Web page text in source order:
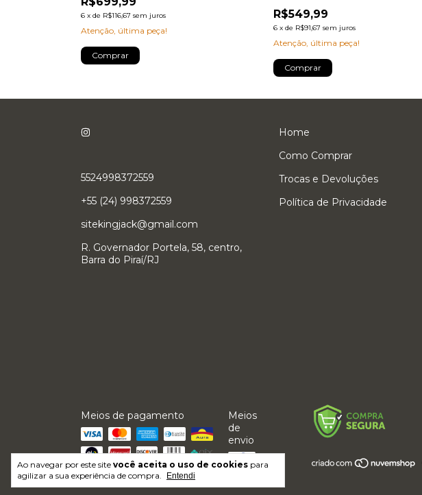
Ao navegar por este site você aceita o uso de cookies para
agilizar a sua experiência de compra.
Entendi
6 x de R$116,67 sem juros
Atenção, última peça!
Comprar
R$549,99
6 x de R$91,67 sem juros
Atenção, última peça!
Comprar
5524998372559
+55 (24) 998372559
sitekingjack@gmail.com
R. Governador Portela, 58, centro,
Barra do Piraí/RJ
Home
Como Comprar
Trocas e Devoluções
Política de Privacidade
Meios de pagamento
Meios
de
envio